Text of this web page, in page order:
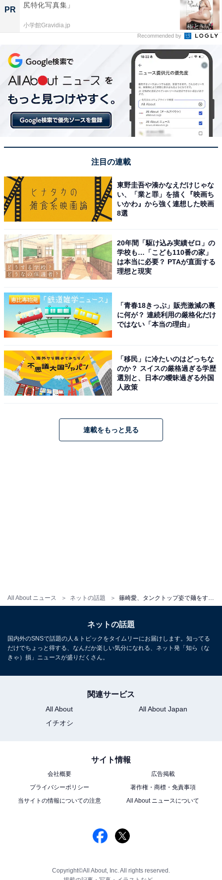
All About ニュース ネットの話題 篠崎愛、タンクトップ姿で麺をすする動画に「ちゅるちゅるタイムかわゆい」
PR
尻特化写真集」
小学館Gravidia.jp
Recommended by
注目の連載
東野圭吾や湊かなえだけじゃな
い、「業と罪」を描く『映画ち
いかわ』から強く連想した映画
8選
20年間「駆け込み実績ゼロ」の
学校も…「こども110番の家」
は本当に必要？ PTAが直面する
理想と現実
「青春18きっぷ」販売激減の裏
に何が？ 連続利用の厳格化だけ
ではない「本当の理由」
「移民」に冷たいのはどっちな
のか？ スイスの厳格過ぎる学歴
選別と、日本の曖昧過ぎる外国
人政策
連載をもっと見る
ネットの話題
国内外のSNSで話題の人＆トピックをタイムリーにお届けします。知ってる
だけでちょっと得する、なんだか楽しい気分になれる、ネット発「知ら（な
きゃ）損」ニュースが盛りだくさん。
関連サービス
All About
All About Japan
イチオシ
サイト情報
会社概要
広告掲載
プライバシーポリシー
著作権・商標・免責事項
当サイトの情報についての注意
All About ニュースについて
Copyright©All About, Inc. All rights reserved.